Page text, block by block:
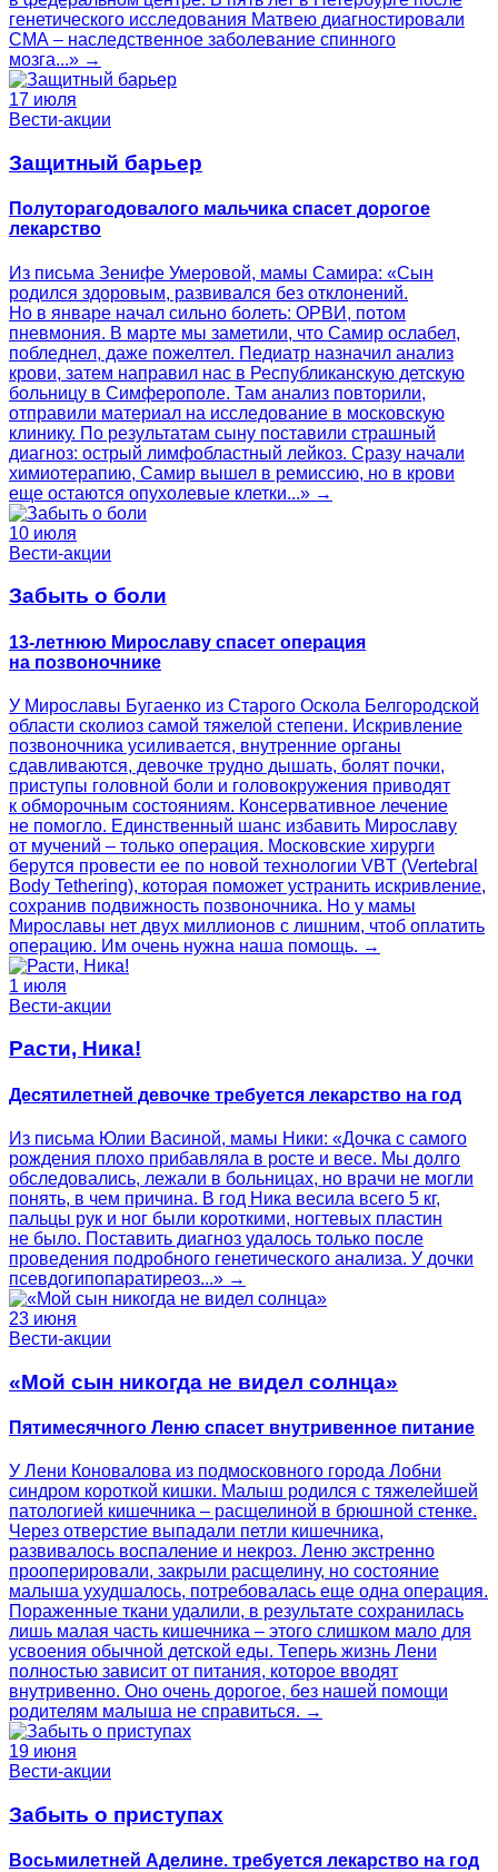
генетического исследования Матвею диагностировали
СМА – наследственное заболевание спинного
мозга...» →
17 июля
Вести-акции
Защитный барьер
Полуторагодовалого мальчика спасет дорогое
лекарство
Из письма Зенифе Умеровой, мамы Самира: «Сын
родился здоровым, развивался без отклонений.
Но в январе начал сильно болеть: ОРВИ, потом
пневмония. В марте мы заметили, что Самир ослабел,
побледнел, даже пожелтел. Педиатр назначил анализ
крови, затем направил нас в Республиканскую детскую
больницу в Симферополе. Там анализ повторили,
отправили материал на исследование в московскую
клинику. По результатам сыну поставили страшный
диагноз: острый лимфобластный лейкоз. Сразу начали
химиотерапию, Самир вышел в ремиссию, но в крови
еще остаются опухолевые клетки...» →
10 июля
Вести-акции
Забыть о боли
13-летнюю Мирославу спасет операция
на позвоночнике
У Мирославы Бугаенко из Старого Оскола Белгородской
области сколиоз самой тяжелой степени. Искривление
позвоночника усиливается, внутренние органы
сдавливаются, девочке трудно дышать, болят почки,
приступы головной боли и головокружения приводят
к обморочным состояниям. Консервативное лечение
не помогло. Единственный шанс избавить Мирославу
от мучений – только операция. Московские хирурги
берутся провести ее по новой технологии VBT (Vertebral
Body Tethering), которая поможет устранить искривление,
сохранив подвижность позвоночника. Но у мамы
Мирославы нет двух миллионов с лишним, чтоб оплатить
операцию. Им очень нужна наша помощь. →
1 июля
Вести-акции
Расти, Ника!
Десятилетней девочке требуется лекарство на год
Из письма Юлии Васиной, мамы Ники: «Дочка с самого
рождения плохо прибавляла в росте и весе. Мы долго
обследовались, лежали в больницах, но врачи не могли
понять, в чем причина. В год Ника весила всего 5 кг,
пальцы рук и ног были короткими, ногтевых пластин
не было. Поставить диагноз удалось только после
проведения подробного генетического анализа. У дочки
псевдогипопаратиреоз...» →
23 июня
Вести-акции
«Мой сын никогда не видел солнца»
Пятимесячного Леню спасет внутривенное питание
У Лени Коновалова из подмосковного города Лобни
синдром короткой кишки. Малыш родился с тяжелейшей
патологией кишечника – расщелиной в брюшной стенке.
Через отверстие выпадали петли кишечника,
развивалось воспаление и некроз. Леню экстренно
прооперировали, закрыли расщелину, но состояние
малыша ухудшалось, потребовалась еще одна операция.
Пораженные ткани удалили, в результате сохранилась
лишь малая часть кишечника – этого слишком мало для
усвоения обычной детской еды. Теперь жизнь Лени
полностью зависит от питания, которое вводят
внутривенно. Оно очень дорогое, без нашей помощи
родителям малыша не справиться. →
19 июня
Вести-акции
Забыть о приступах
Восьмилетней Аделине. требуется лекарство на год